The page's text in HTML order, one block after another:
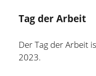
Tag der Arbeit
Der Tag der Arbeit
2023.